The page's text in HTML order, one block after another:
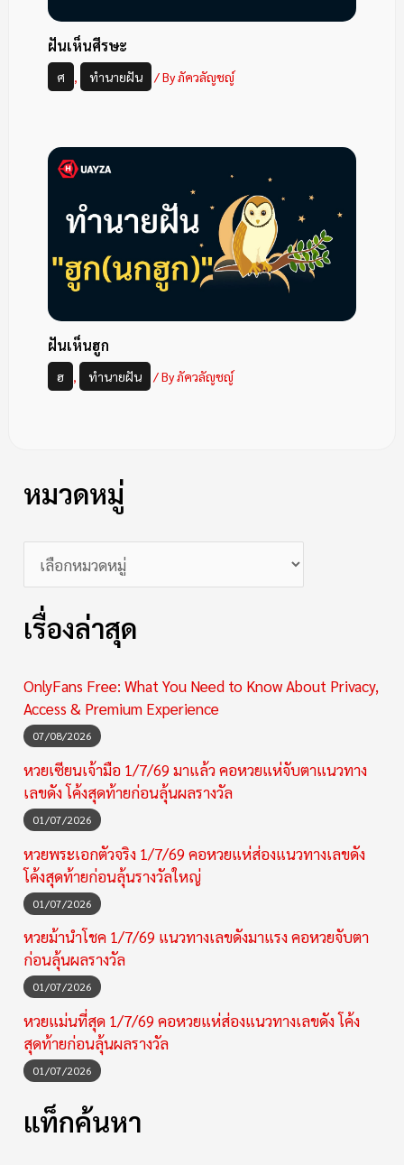
ฝันเห็นศีรษะ
ศ , ทำนายฝัน / Byภัควลัญชญ์
ฝันเห็นฮูก
ฮ , ทำนายฝัน / Byภัควลัญชญ์
หมวดหมู่
เรื่องล่าสุด
OnlyFans Free: What You Need to Know About Privacy,
Access & Premium Experience
07/08/2026
หวยเซียนเจ้ามือ 1/7/69 มาแล้ว คอหวยแห่จับตาแนวทาง
เลขดัง โค้งสุดท้ายก่อนลุ้นผลรางวัล
01/07/2026
หวยพระเอกตัวจริง 1/7/69 คอหวยแห่ส่องแนวทางเลขดัง
โค้งสุดท้ายก่อนลุ้นรางวัลใหญ่
01/07/2026
หวยม้านำโชค 1/7/69 แนวทางเลขดังมาแรง คอหวยจับตา
ก่อนลุ้นผลรางวัล
01/07/2026
หวยแม่นที่สุด 1/7/69 คอหวยแห่ส่องแนวทางเลขดัง โค้ง
สุดท้ายก่อนลุ้นผลรางวัล
01/07/2026
แท็กค้นหา